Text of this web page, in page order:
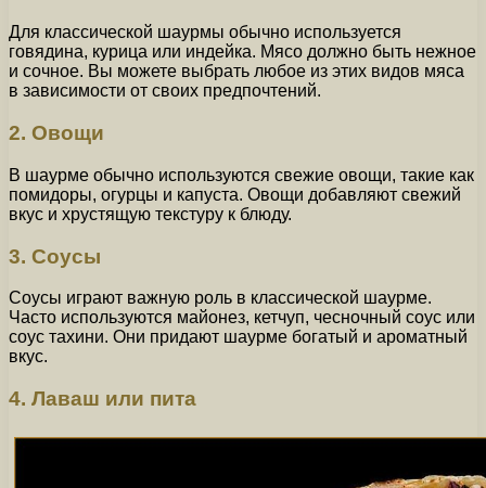
Для классической шаурмы обычно используется
говядина, курица или индейка. Мясо должно быть нежное
и сочное. Вы можете выбрать любое из этих видов мяса
в зависимости от своих предпочтений.
2. Овощи
В шаурме обычно используются свежие овощи, такие как
помидоры, огурцы и капуста. Овощи добавляют свежий
вкус и хрустящую текстуру к блюду.
3. Соусы
Соусы играют важную роль в классической шаурме.
Часто используются майонез, кетчуп, чесночный соус или
соус тахини. Они придают шаурме богатый и ароматный
вкус.
4. Лаваш или пита